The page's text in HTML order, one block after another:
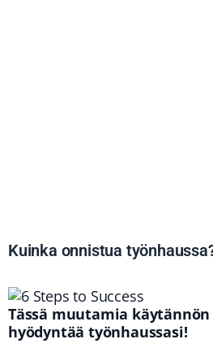
Kuinka onnistua
Tässä muutamia
hyödyntää työnhaussasi!